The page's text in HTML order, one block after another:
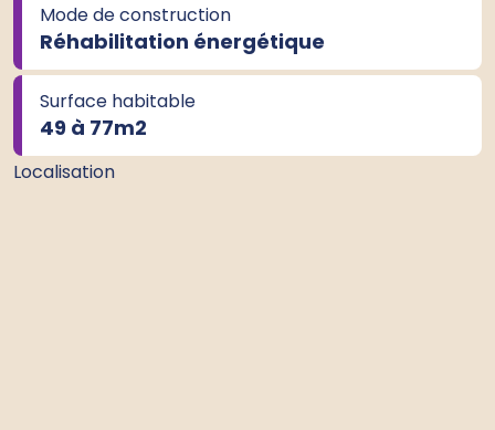
Mode de construction
Réhabilitation énergétique
Surface habitable
49 à 77m2
Localisation